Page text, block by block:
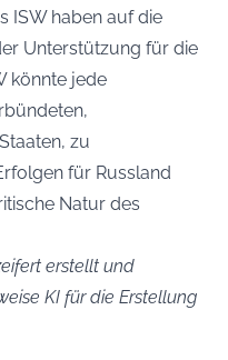
ISW haben auf die
Unterstützung für die
könnte jede
zu
für Russland
Natur des
erstellt und
KI für die Erstellung